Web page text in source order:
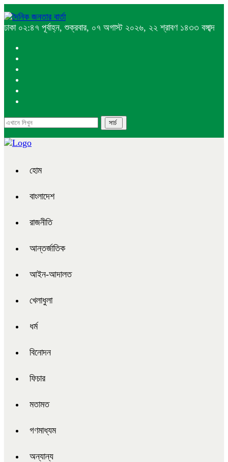
ঢাকা ০২:৪৭ পূর্বাহ্ন, শুক্রবার, ০৭ অগাস্ট ২০২৬, ২২ শ্রাবণ ১৪৩৩ বঙ্গাব্দ
হোম
বাংলাদেশ
রাজনীতি
আন্তর্জাতিক
আইন-আদালত
খেলাধুলা
ধর্ম
বিনোদন
ফিচার
মতামত
গণমাধ্যম
অন্যান্য